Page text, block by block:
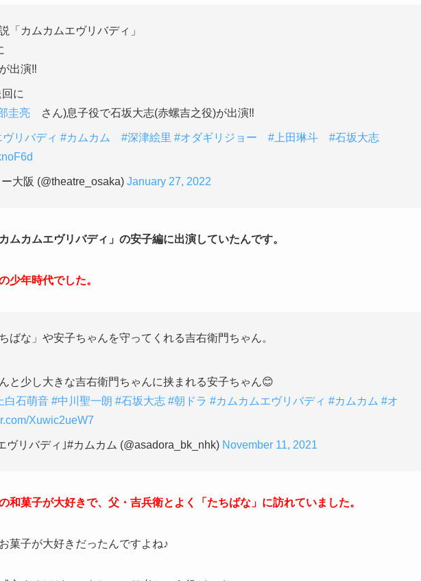
「カムカムエヴリバディ」
出演‼️
に
圭亮 さん)息子役で石坂大志(赤螺吉之役)が出演‼️
リバディ #カムカム #深津絵里 #オダギリジョー #上田琳斗
#石坂大志
大阪 (@theatre_osaka) January 27, 2022
ムカムエヴリバディ」の安子編に出演していたんです。
少年時代でした。
ばな」や安子ちゃんを守ってくれる吉右衛門ちゃん。
と少し大きな吉右衛門ちゃんに挟まれる安子ちゃん😊
白石萌音 #中川聖一朗 #石坂大志 #朝ドラ #カムカムエヴリバディ #カムカム #オ
Xuwic2ueW7
リバディ｣#カムカム (@asadora_bk_nhk) November 11, 2021
和菓子が大好きで、父・吉兵衛とよく「たちばな」に訪れていました。
菓子が大好きだったんですよね♪